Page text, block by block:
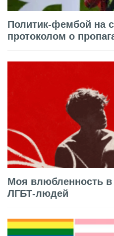
Политик-фембой на
протоколом о
Моя влюбленность в
ЛГБТ-людей